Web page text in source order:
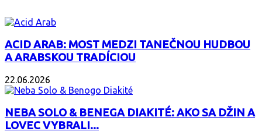
ACID ARAB: MOST MEDZI TANEČNOU HUDBOU
A ARABSKOU TRADÍCIOU
22.06.2026
NEBA SOLO & BENEGA DIAKITÉ: AKO SA DŽIN A
LOVEC VYBRALI...